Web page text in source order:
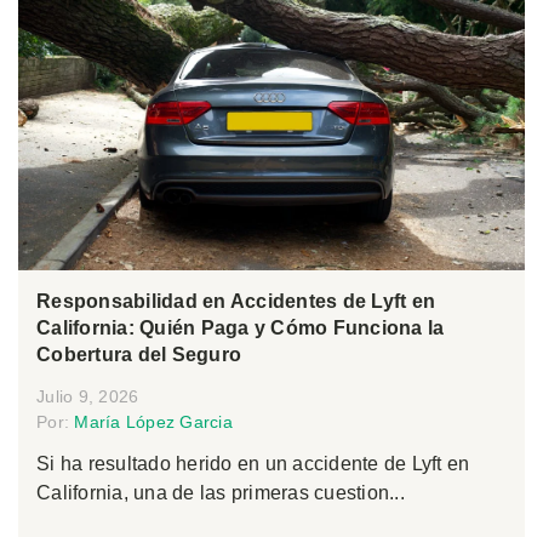
Responsabilidad en Accidentes de Lyft en
California: Quién Paga y Cómo Funciona la
Cobertura del Seguro
Julio 9, 2026
Por: María López Garcia
Si ha resultado herido en un accidente de Lyft en
California, una de las primeras cuestion...